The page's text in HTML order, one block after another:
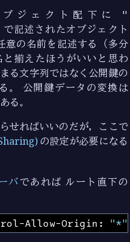
ブジェクト配下に "
で記述されたオブジェクト
意の名前を記述する（多分
揃えたほうがいいと思わ
る文字列ではなく公開鍵の
。 公開鍵データの変換は
る。
せればいいのだが，ここで
の設定が必要になる
バであれば ルート直下の
Allow-Origin: "*"